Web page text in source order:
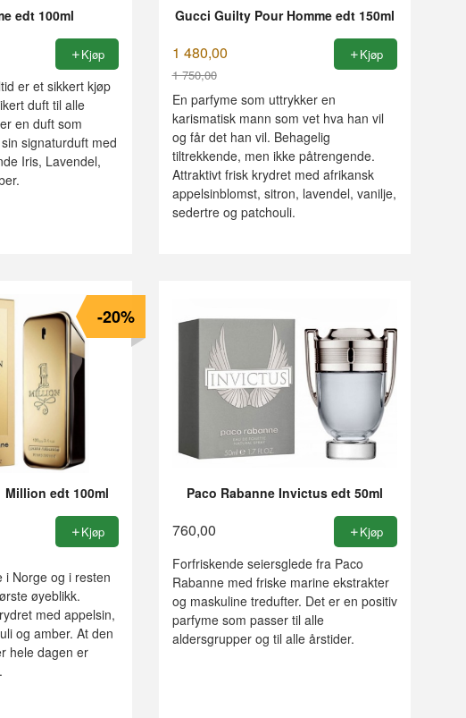
edt 100ml
Kjøp
er et sikkert kjøp
duft til alle
en duft som
signaturduft med
Iris, Lavendel,
Gucci Guilty Pour Homme edt 150ml
1 480,00
1 750,00
Rabatt
Kjøp
En parfyme som uttrykker en
karismatisk mann som vet hva han vil
og får det han vil. Behagelig
tiltrekkende, men ikke påtrengende.
Attraktivt frisk krydret med afrikansk
appelsinblomst, sitron, lavendel, vanilje,
sedertre og patchouli.
Million edt 100ml
-20%
Kjøp
i Norge og i resten
øyeblikk.
med appelsin,
og amber. At den
hele dagen er
Paco Rabanne Invictus edt 50ml
760,00 Kjøp
Forfriskende seiersglede fra Paco
Rabanne med friske marine ekstrakter
og maskuline tredufter. Det er en positiv
parfyme som passer til alle
aldersgrupper og til alle årstider.